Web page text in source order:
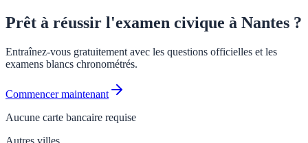
Prêt à réussir l'examen civique à Nantes ?
Entraînez-vous gratuitement avec les questions officielles et les
examens blancs chronométrés.
Commencer maintenant
Aucune carte bancaire requise
Autres villes